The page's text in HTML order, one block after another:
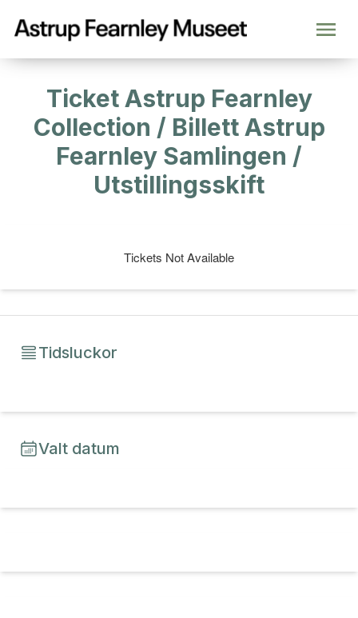
Ticket Astrup Fearnley
Collection / Billett Astrup
Fearnley Samlingen /
Utstillingsskift
Tickets Not Available
Tidsluckor
Valt datum